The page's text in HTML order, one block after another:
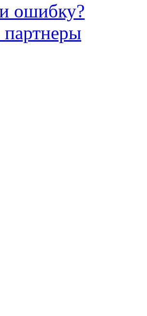
ошибку?